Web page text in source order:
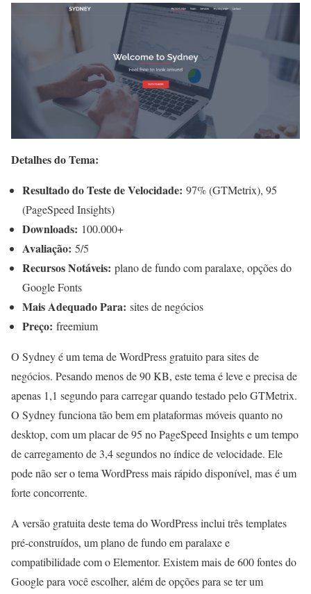
Detalhes do Tema:
Resultado do Teste de Velocidade: 97% (GTMetrix), 95
(PageSpeed Insights)
Downloads: 100.000+
Avaliação: 5/5
Recursos Notáveis: plano de fundo com paralaxe, opções do
Google Fonts
Mais Adequado Para: sites de negócios
Preço: freemium
O Sydney é um tema de WordPress gratuito para sites de
negócios. Pesando menos de 90 KB, este tema é leve e precisa de
apenas 1,1 segundo para carregar quando testado pelo GTMetrix.
O Sydney funciona tão bem em plataformas móveis quanto no
desktop, com um placar de 95 no PageSpeed Insights e um tempo
de carregamento de 3,4 segundos no índice de velocidade. Ele
pode não ser o tema WordPress mais rápido disponível, mas é um
forte concorrente.
A versão gratuita deste tema do WordPress inclui três templates
pré-construídos, um plano de fundo em paralaxe e
compatibilidade com o Elementor. Existem mais de 600 fontes do
Google para você escolher, além de opções para se ter um